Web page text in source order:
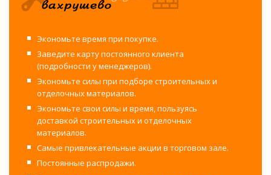
Экономьте время при покупке.
Заведите карту постоянного клиента
(подробности у менеджеров).
Экономьте силы при подборе строительных и
отделочных материалов.
Экономьте свои силы и время, пользуясь
доставкой строительных и отделочных
материалов.
Самые привлекательные акции в торговом зале.
Постоянные распродажи.